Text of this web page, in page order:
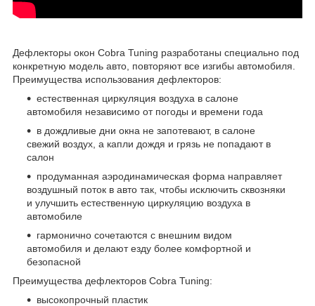
Дефлекторы окон Cobra Tuning разработаны специально под
конкретную модель авто, повторяют все изгибы автомобиля.
Преимущества использования дефлекторов:
естественная циркуляция воздуха в салоне
автомобиля независимо от погоды и времени года
в дождливые дни окна не запотевают, в салоне
свежий воздух, а капли дождя и грязь не попадают в
салон
продуманная аэродинамическая форма направляет
воздушный поток в авто так, чтобы исключить сквозняки
и улучшить естественную циркуляцию воздуха в
автомобиле
гармонично сочетаются с внешним видом
автомобиля и делают езду более комфортной и
безопасной
Преимущества дефлекторов Cobra Tuning:
высокопрочный пластик